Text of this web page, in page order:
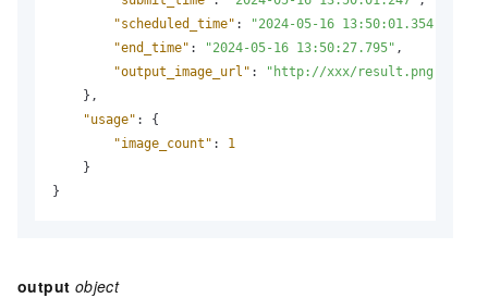
"scheduled_time" : "2024-05-16 13:50:01.354"
"end_time" : "2024-05-16 13:50:27.795" ,
"output_image_url" :
"http://xxx/result.png"
} ,
"usage" :
{
"image_count" :
1
}
}
output object